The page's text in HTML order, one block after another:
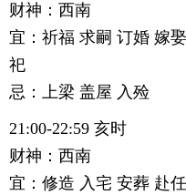
财神：西南
宜：祈福 求嗣 订婚 嫁
祀
忌：上梁 盖屋 入殓
21:00-22:59 亥时
财神：西南
宜：修造 入宅 安葬 赴